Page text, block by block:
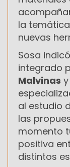
la
nuevas
Sosa
integrado
Malvinas
al estudio
las
momento
positiva
distintos